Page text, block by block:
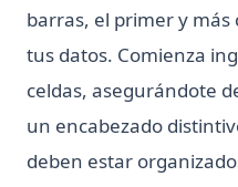
¿Qué es XGBoost, la
aprendizaje automático?
¿Qué es el análisis
¿Qué es el operador No
¿Qué es una expresión en
barras, el primer y
tus datos. Comienza
celdas, asegurándote
un encabezado
deben estar